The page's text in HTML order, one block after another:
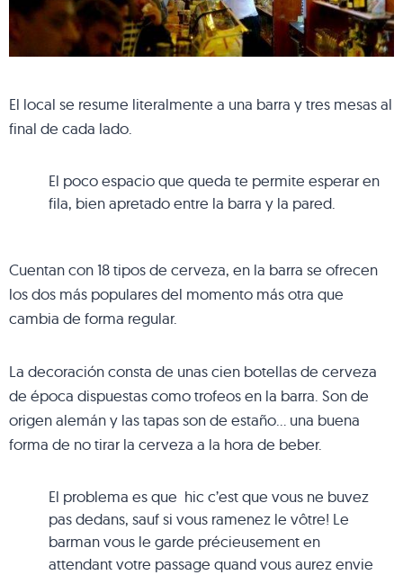
El local se resume literalmente a una barra y tres mesas al
final de cada lado.
El poco espacio que queda te permite esperar en
fila, bien apretado entre la barra y la pared.
Cuentan con 18 tipos de cerveza, en la barra se ofrecen
los dos más populares del momento más otra que
cambia de forma regular.
La decoración consta de unas cien botellas de cerveza
de época dispuestas como trofeos en la barra. Son de
origen alemán y las tapas son de estaño… una buena
forma de no tirar la cerveza a la hora de beber.
El problema es que hic c’est que vous ne buvez
pas dedans, sauf si vous ramenez le vôtre! Le
barman vous le garde précieusement en
attendant votre passage quandvous aurez envie